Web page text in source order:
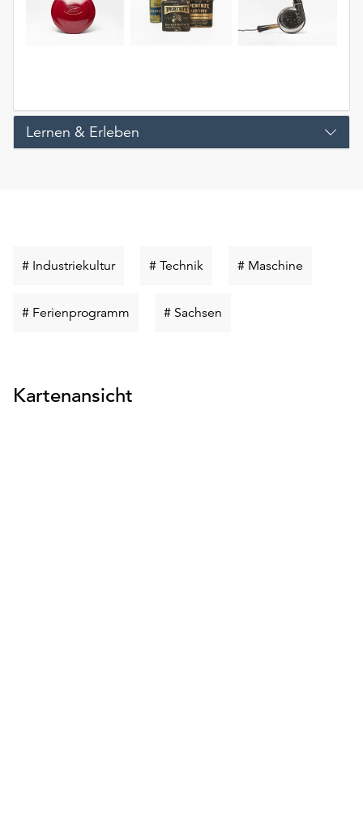
Lernen & Erleben
# IndustriekulturSchlüsselwort
# TechnikSchlüsselwort
# Maschine
# Ferienprogramm Schlüsselwort
# Sachsen
Kartenansicht